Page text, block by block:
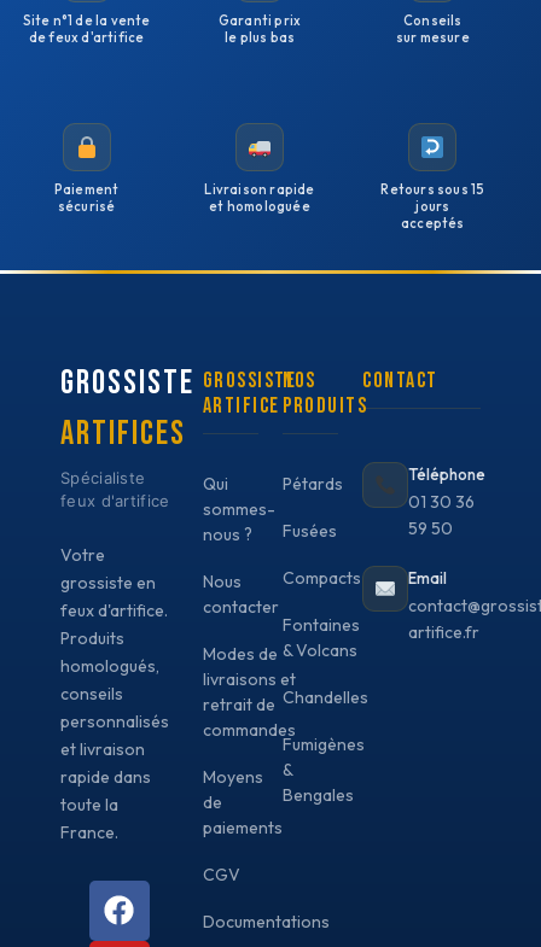
Site n°1 de la vente
de feux d'artifice
Garanti prix
le plus bas
Conseils
sur mesure
Paiement
sécurisé
Livraison rapide
et homologuée
Retours sous 15
jours
acceptés
GROSSISTE
ARTIFICES
Spécialiste
feux d'artifice
Votre
grossiste en
feux d'artifice.
Produits
homologués,
conseils
personnalisés
et livraison
rapide dans
toute la
France.
Grossiste
artifice
Qui
sommes-
nous ?
Nous
contacter
Modes de
livraisons et
retrait de
commandes
Moyens
de
paiements
CGV
Documentations
Nos
Produits
Pétards
Fusées
Compacts
Fontaines
& Volcans
Chandelles
Fumigènes
&
Bengales
Contact
Téléphone
01 30 36
59 50
Email
artifice.fr